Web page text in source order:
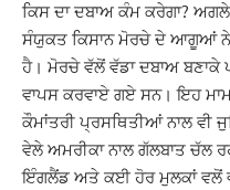
ਕਿਸ ਦਾ ਦਬਾਅ ਕੰਮ ਕਰੇਗਾ?
ਸੰਯੁਕਤ ਕਿਸਾਨ ਮੋਰਚੇ ਦੇ ਆਗੂਆਂ
ਹੈ। ਮੋਰਚੇ ਵੱਲੋਂ ਵੱਡਾ ਦਬਾਅ ਬਣਾਕੇ
ਵਾਪਸ ਕਰਵਾਏ ਗਏ ਸਨ। ਇਹ
ਕੌਮਾਂਤਰੀ ਪ੍ਰਸਥਿਤੀਆਂ ਨਾਲ
ਵੇਲੇ ਅਮਰੀਕਾ ਨਾਲ ਗੱਲਬਾਤ ਚੱਲ
ਇੰਗਲੈਂਡ ਅਤੇ ਕਈ ਹੋਰ ਮੁਲਕਾਂ ਵਲੋਂ